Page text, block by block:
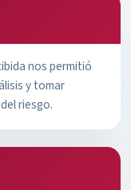
nos permitió
y tomar
riesgo.